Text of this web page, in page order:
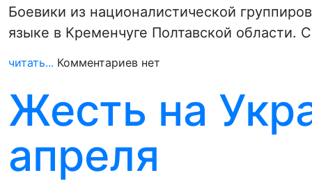
Боевики из националистической
языке в Кременчуге Полтавской области.
читать... Комментариев нет
Жесть на
апреля